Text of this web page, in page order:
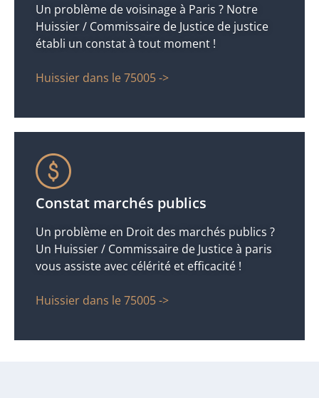
Un problème de voisinage à Paris ? Notre
Huissier / Commissaire de Justice de justice
établi un constat à tout moment !
Huissier dans le 75005 ->
Constat marchés publics
Un problème en Droit des marchés publics ?
Un Huissier / Commissaire de Justice à paris
vous assiste avec célérité et efficacité !
Huissier dans le 75005 ->